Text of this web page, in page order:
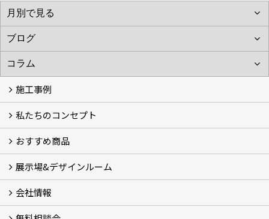
施工事例
施工事例
お客様の声 (46)
私たちのコンセプト
コンセプト
完成までの流れ
お庭のメンテナンスについて
おすすめ商品
オリジナル帆布のサイクルポート
NEW スマートサイクルポート
おしゃれな物置 (8)
門扉 (6)
ウッドフェンス (16)
アイアンの商品 (6)
ガーデニング雑貨 (3)
ガーデン書&ガーデンアート
こだわりのオリジナル商品 一覧
おすすめの植物 (29)
箱庭ガーデン
ポット苗
展示場&デザインルーム
展示場&デザインルーム
会社情報